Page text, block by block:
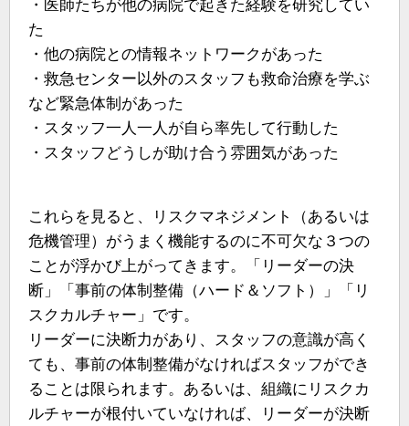
・医師たちが他の病院で起きた経験を研究してい
た
・他の病院との情報ネットワークがあった
・救急センター以外のスタッフも救命治療を学ぶ
など緊急体制があった
・スタッフ一人一人が自ら率先して行動した
・スタッフどうしが助け合う雰囲気があった
これらを見ると、リスクマネジメント（あるいは
危機管理）がうまく機能するのに不可欠な３つの
ことが浮かび上がってきます。「リーダーの決
断」「事前の体制整備（ハード＆ソフト）」「リ
スクカルチャー」です。
リーダーに決断力があり、スタッフの意識が高く
ても、事前の体制整備がなければスタッフができ
ることは限られます。あるいは、組織にリスクカ
ルチャーが根付いていなければ、リーダーが決断